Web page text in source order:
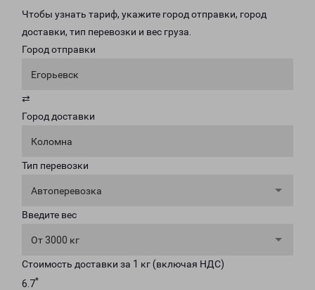
Чтобы узнать тариф, укажите город отправки, город
доставки, тип перевозки и вес груза.
Город отправки
Егорьевск
⇄
Город доставки
Коломна
Тип перевозки
Автоперевозка
Введите вес
От 3000 кг
Стоимость доставки за 1 кг (включая НДС)
6.7*